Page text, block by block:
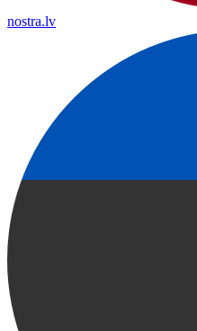
nostra.lv